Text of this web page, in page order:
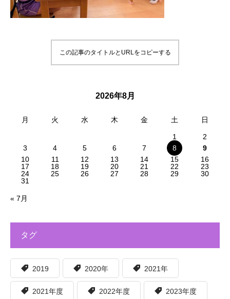
この記事のタイトルとURLをコピーする
2026年8月
月 火 水 木 金 土 日
1
2
3
4 5 6 7 8
9
10
11 12 13 14 15
16
17
18 19 20 21 22
23
24
25 26 27 28 29
30
31
« 7月
タグ
2019 2020年 2021年
2021年度 2022年度 2023年度